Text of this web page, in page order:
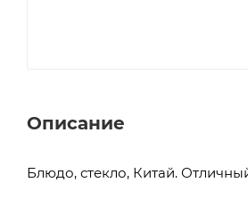
Описание
Блюдо, стекло, Китай.